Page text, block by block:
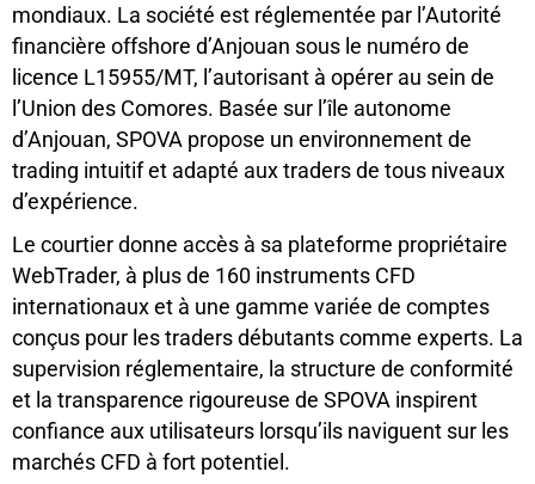
mondiaux. La société est réglementée par l’Autorité
financière offshore d’Anjouan sous le numéro de
licence L15955/MT, l’autorisant à opérer au sein de
l’Union des Comores. Basée sur l’île autonome
d’Anjouan, SPOVA propose un environnement de
trading intuitif et adapté aux traders de tous niveaux
d’expérience.
Le courtier donne accès à sa plateforme propriétaire
WebTrader, à plus de 160 instruments CFD
internationaux et à une gamme variée de comptes
conçus pour les traders débutants comme experts. La
supervision réglementaire, la structure de conformité
et la transparence rigoureuse de SPOVA inspirent
confiance aux utilisateurs lorsqu’ils naviguent sur les
marchés CFD à fort potentiel.